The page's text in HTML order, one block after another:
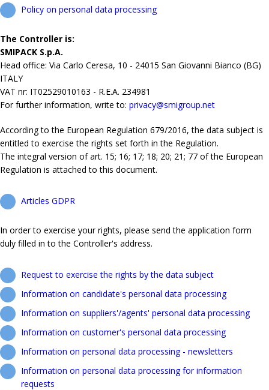
Policy on personal data processing
The Controller is:
SMIPACK S.p.A.
Head office: Via Carlo Ceresa, 10 - 24015 San Giovanni Bianco (BG)
ITALY
VAT nr: IT02529010163 - R.E.A. 234981
For further information, write to: privacy@smigroup.net
According to the European Regulation 679/2016, the data subject is
entitled to exercise the rights set forth in the Regulation.
The integral version of art. 15; 16; 17; 18; 20; 21; 77 of the European
Regulation is attached to this document.
Articles GDPR
In order to exercise your rights, please send the application form
duly filled in to the Controller's address.
Request to exercise the rights by the data subject
Information on candidate's personal data processing
Information on suppliers'/agents' personal data processing
Information on customer's personal data processing
Information on personal data processing - newsletters
Information on personal data processing for information
requests